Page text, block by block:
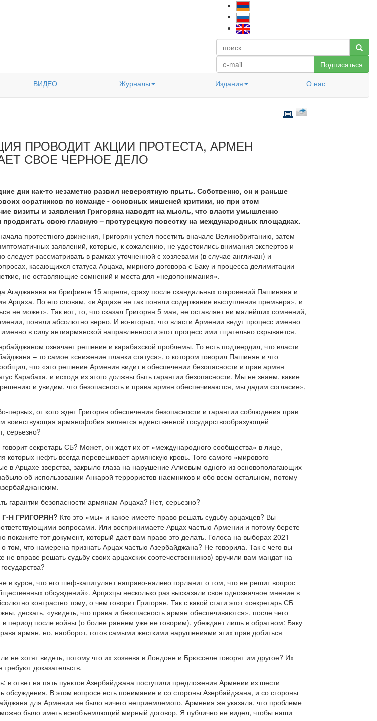
Подписаться
ВИДЕО Журналы Издания О нас
ПРОВОДИТ АКЦИИ ПРОТЕСТА, АРМЕН
СВОЕ ЧЕРНОЕ ДЕЛО
дни как-то незаметно развил невероятную прыть. Собственно, он и раньше
соратников по команде - основных мишеней критики, но при этом
визиты и заявления Григоряна наводят на мысль, что власти умышленно
свою главную – протурецкую повестку на международных площадках.
протестного движения, Григорян успел посетить вначале Великобританию, затем
заявлений, которые, к сожалению, не удостоились внимания экспертов и
рассматривать в рамках уточненной с хозяевами (в случае англичан) и
касающихся статуса Арцаха, мирного договора с Баку и процесса делимитации
не оставляющие сомнений и места для «недопонимания».
Агаджаняна на брифинге 15 апреля, сразу после скандальных откровений Пашиняна и
Арцаха. По его словам, «в Арцахе не так поняли содержание выступления премьера», и
не может». Так вот, то, что сказал Григорян 5 мая, не оставляет ни малейших сомнений,
поняли абсолютно верно. И во-вторых, что власти Армении ведут процесс именно
в силу антиармянской направленности этот процесс ими тщательно скрывается.
означает решение и карабахской проблемы. То есть подтвердил, что власти
– то самое «снижение планки статуса», о котором говорил Пашинян и что
что «это решение Армения видит в обеспечении безопасности и прав армян
Карабаха, и исходя из этого должны быть гарантии безопасности. Мы не знаем, какие
и увидим, что безопасность и права армян обеспечиваются, мы дадим согласие»,
первых, от кого ждет Григорян обеспечения безопасности и гарантии соблюдения прав
воинствующая армянофобия является единственной государствообразующей
серьезно?
секретарь СБ? Может, он ждет их от «международного сообщества» в лице,
нефть всегда перевешивает армянскую кровь. Того самого «мирового
в Арцахе зверства, закрыло глаза на нарушение Алиевым одного из основополагающих
об использовании Анкарой террористов-наемников и обо всем остальном, потому
гарантии безопасности армянам Арцаха? Нет, серьезно?
Н ГРИГОРЯН? Кто это «мы» и какое имеете право решать судьбу арцахцев? Вы
вопросами. Или воспринимаете Арцах частью Армении и потому берете
покажите тот документ, который дает вам право это делать. Голоса на выборах 2021
том, что намерена признать Арцах частью Азербайджана? Не говорила. Так с чего вы
не вправе решать судьбу своих арцахских соотечественников) вручили вам мандат на
в курсе, что его шеф-капитулянт направо-налево горланит о том, что не решит вопрос
обсуждений». Арцахцы несколько раз высказали свое однозначное мнение в
контрастно тому, о чем говорит Григорян. Так с какой стати этот «секретарь СБ
дескать, «увидеть, что права и безопасность армян обеспечиваются», после чего
в период после войны (о более раннем уже не говорим), убеждает лишь в обратном: Баку
армян, но, наоборот, готов самыми жесткими нарушениями этих прав добиться
не хотят видеть, потому что их хозяева в Лондоне и Брюсселе говорят им другое? Их
доказательств.
ответ на пять пунктов Азербайджана поступили предложения Армении из шести
обсуждения. В этом вопросе есть понимание и со стороны Азербайджана, и со стороны
для Армении не было ничего неприемлемого. Армения же указала, что проблеме
было иметь всеобъемлющий мирный договор. Я публично не видел, чтобы наши